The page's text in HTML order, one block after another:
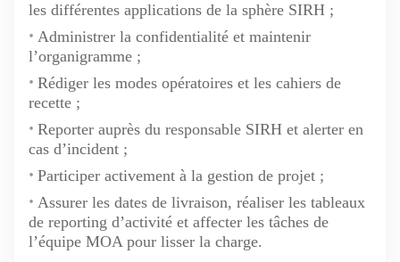
les différentes applications de la sphère SIRH ;
Administrer la confidentialité et maintenir
l’organigramme ;
Rédiger les modes opératoires et les cahiers de
recette ;
Reporter auprès du responsable SIRH et alerter en
cas d’incident ;
Participer activement à la gestion de projet ;
Assurer les dates de livraison, réaliser les tableaux
de reporting d’activité et affecter les tâches de
l’équipe MOA pour lisser la charge.